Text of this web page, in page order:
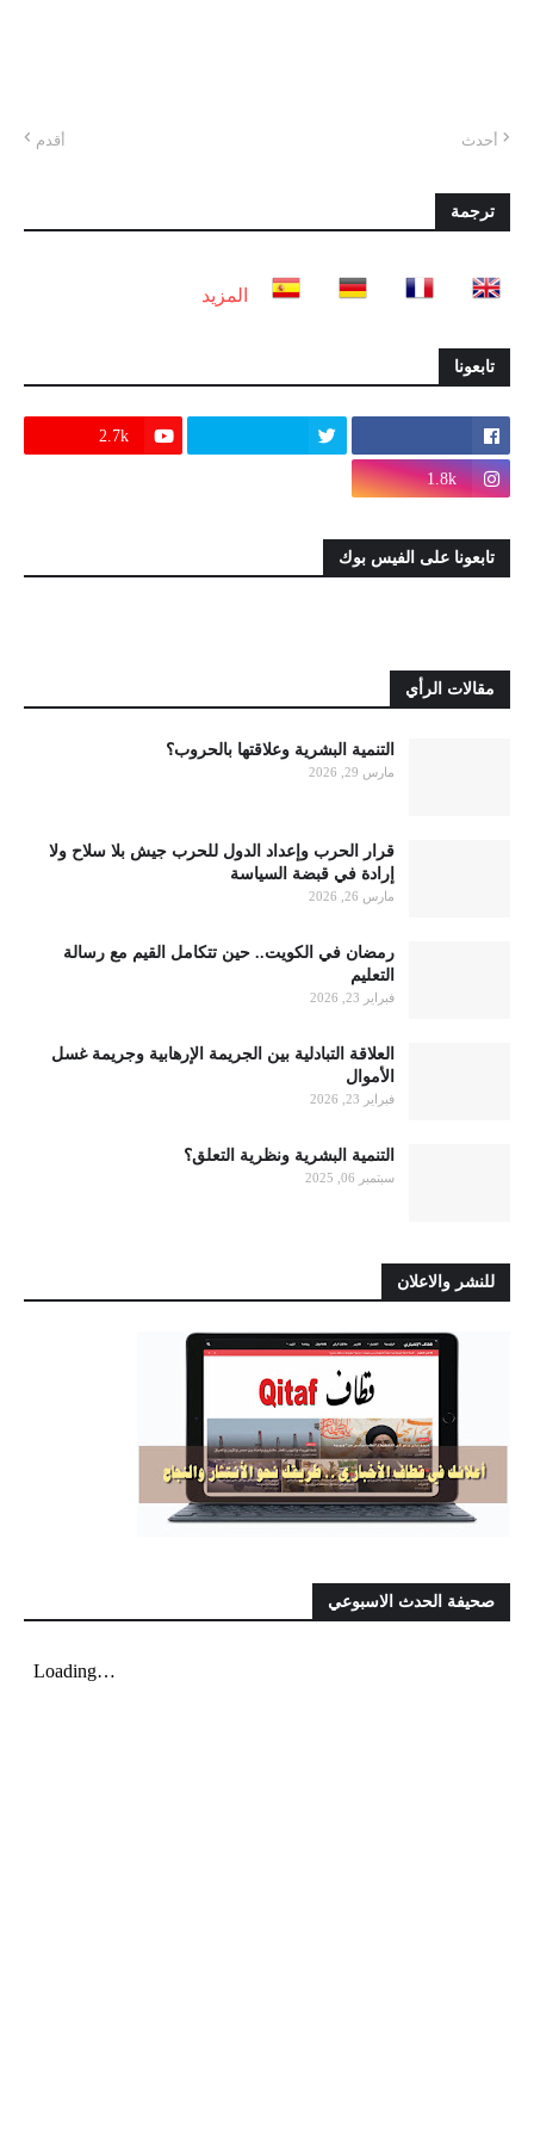
أحدث أقدم
ترجمة
المزيد
تابعونا
2.7k
1.8k
تابعونا على الفيس بوك
مقالات الرأي
التنمية البشرية وعلاقتها بالحروب؟
مارس 29, 2026
قرار الحرب وإعداد الدول للحرب جيش بلا سلاح ولا
إرادة في قبضة السياسة
مارس 26, 2026
رمضان في الكويت.. حين تتكامل القيم مع رسالة
التعليم
فبراير 23, 2026
العلاقة التبادلية بين الجريمة الإرهابية وجريمة غسل
الأموال
فبراير 23, 2026
التنمية البشرية ونظرية التعلق؟
سبتمبر 06, 2025
للنشر والاعلان
صحيفة الحدث الاسبوعي